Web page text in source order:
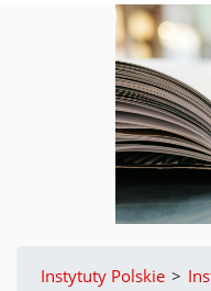
Instytuty Polskie >